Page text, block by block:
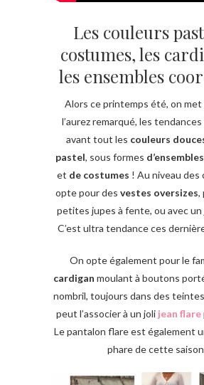
Les couleurs
costumes, les
les ensembles
Alors ce printemps été, on met
l’aurez remarqué, les
avant tout les couleurs
pastel, sous formes
et de costumes ! Au niveau des
opte pour des vestes oversizes,
petites jupes à fente, ou avec un
C’est ultra tendance ces
On opte également pour le
cardigan moulant à boutons
nombril, toujours dans des
peut l’associer à un joli jean flare
Le pantalon flare est également
phare de cette